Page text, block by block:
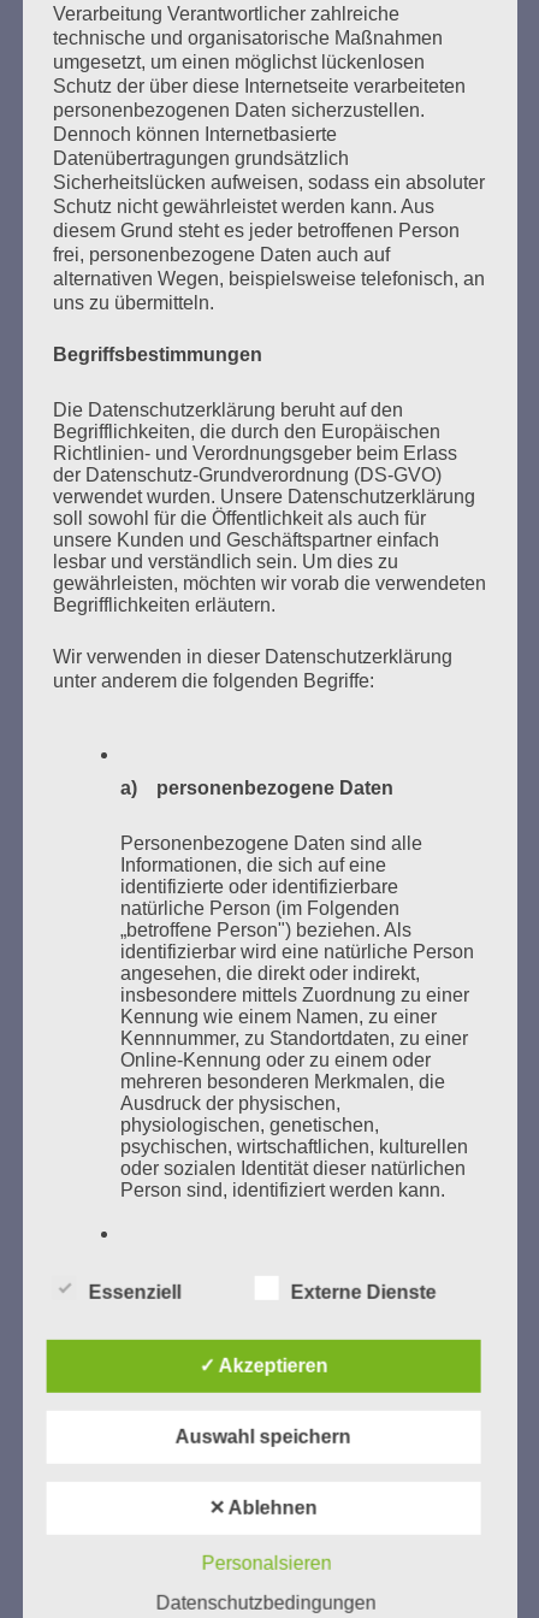
Aus der Erfahrung unseres Lebens sagen wir:
Nie mehr schweigen, wegsehen wie und wo auch
immer Antisemitismus, Antiziganismus, Rassismus
und Ausländerfeindlichkeit hervortreten!
Erinnern heißt handeln!
Esther Bejarano
SUCHEN
MARATHONLESUNG AUS DEN
VERBRANNTEN BÜCHERN
Donnerstag, 21. Mai 2026, 11 – 18 Uhr
des Gedenkens an die Verbrennung von Büchern am
Kaifu-Ufer – genau an dem Ort, wo im Mai 1933 NS-
Studentenorganisationen und Burschenschaftler
Bücher verbrannten.
Weitere Informationen:lesezeichen-setzen.de
GEDENKEN UND ERINNERN BEGINNT IN
UNSERER NACHBARSCHAFT
Leben in Menschenwürde garantiert.
Verarbeitung Verantwortlicher zahlreiche
technische und organisatorische Maßnahmen
umgesetzt, um einen möglichst lückenlosen
Schutz der über diese Internetseite verarbeiteten
personenbezogenen Daten sicherzustellen.
Dennoch können Internetbasierte
Datenübertragungen grundsätzlich
Sicherheitslücken aufweisen, sodass ein absoluter
Schutz nicht gewährleistet werden kann. Aus
diesem Grund steht es jeder betroffenen Person
frei, personenbezogene Daten auch auf
alternativen Wegen, beispielsweise telefonisch, an
uns zu übermitteln.
Begriffsbestimmungen
Die Datenschutzerklärung beruht auf den
Begrifflichkeiten, die durch den Europäischen
Richtlinien- und Verordnungsgeber beim Erlass
der Datenschutz-Grundverordnung (DS-GVO)
verwendet wurden. Unsere Datenschutzerklärung
soll sowohl für die Öffentlichkeit als auch für
unsere Kunden und Geschäftspartner einfach
lesbar und verständlich sein. Um dies zu
gewährleisten, möchten wir vorab die verwendeten
Begrifflichkeiten erläutern.
Wir verwenden in dieser Datenschutzerklärung
unter anderem die folgenden Begriffe:
a) personenbezogene Daten
Personenbezogene Daten sind alle
Informationen, die sich auf eine
identifizierte oder identifizierbare
natürliche Person (im Folgenden
„betroffene Person") beziehen. Als
identifizierbar wird eine natürliche Person
angesehen, die direkt oder indirekt,
insbesondere mittels Zuordnung zu einer
Kennung wie einem Namen, zu einer
Kennnummer, zu Standortdaten, zu einer
Online-Kennung oder zu einem oder
mehreren besonderen Merkmalen, die
Ausdruck der physischen,
physiologischen, genetischen,
psychischen, wirtschaftlichen, kulturellen
oder sozialen Identität dieser natürlichen
Person sind, identifiziert werden kann.
oder identifizierbare natürliche Person,
deren personenbezogene Daten von dem
für die Verarbeitung Verantwortlichen
automatisierter Verfahren ausgeführte
im Zusammenhang mit
Essenziell Externe Dienste
✓ Akzeptieren
Auswahl speichern
✕ Ablehnen
Personalsieren
Datenschutzbedingungen